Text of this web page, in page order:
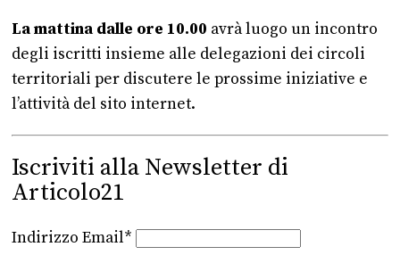
La mattina dalle ore 10.00 avrà luogo un incontro
degli iscritti insieme alle delegazioni dei circoli
territoriali per discutere le prossime iniziative e
l’attività del sito internet.
Iscriviti alla Newsletter di
Articolo21
Indirizzo Email*